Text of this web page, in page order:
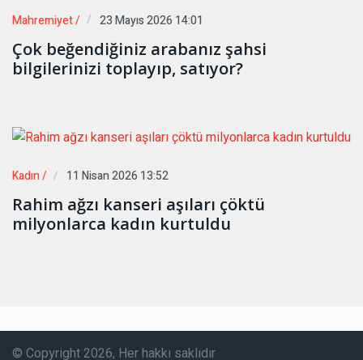
Mahremiyet / 23 Mayıs 2026 14:01
Çok beğendiğiniz arabanız şahsi
bilgilerinizi toplayıp, satıyor?
Kadın / 11 Nisan 2026 13:52
Rahim ağzı kanseri aşıları çöktü
milyonlarca kadın kurtuldu
© Copyright 2026, Her hakkı saklıdır